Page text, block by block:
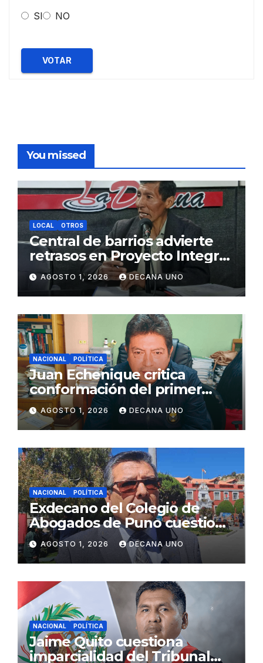
SI NO
VOTAR
You missed
LOCAL OTROS
Central de barrios advierte
retrasos en Proyecto Integral
de Agua y Alcantarillado para
Juliaca
AGOSTO 1, 2026 DECANA UNO
NACIONAL POLÍTICA
Juan Echenique critica
conformación del primer
gabinete ministerial de Keiko
Fujimori
AGOSTO 1, 2026 DECANA UNO
NACIONAL POLÍTICA
Exdecano del Colegio de
Abogados de Puno cuestiona
propuestas sobre seguridad
ciudadana
AGOSTO 1, 2026 DECANA UNO
NACIONAL POLÍTICA
Jaime Quito cuestiona
imparcialidad del Tribunal